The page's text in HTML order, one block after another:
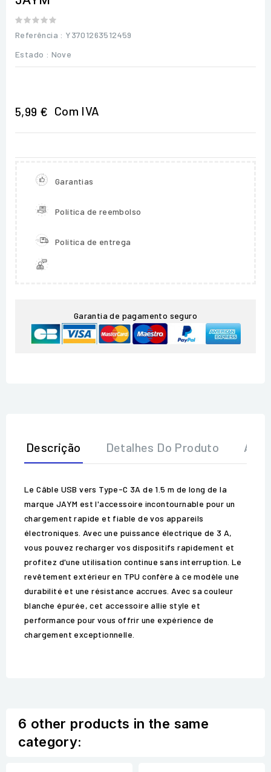
Referência : Y3701263512459
Estado : Nove
5,99 € Com IVA
Garantias
Política de reembolso
Política de entrega
Garantia de pagamento seguro
Descrição Detalhes Do Produto
Le Câble USB vers Type-C 3A de 1.5 m de long de la
marque JAYM est l'accessoire incontournable pour un
chargement rapide et fiable de vos appareils
électroniques. Avec une puissance électrique de 3 A,
vous pouvez recharger vos dispositifs rapidement et
profitez d'une utilisation continue sans interruption. Le
revêtement extérieur en TPU confère à ce modèle une
durabilité et une résistance accrues. Avec sa couleur
blanche épurée, cet accessoire allie style et
performance pour vous offrir une expérience de
chargement exceptionnelle.
6 other products in the same
category: